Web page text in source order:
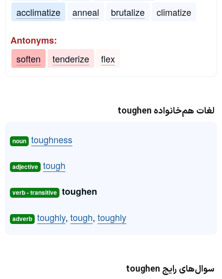
acclimatize
anneal brutalize climatize
Antonyms:
soften
tenderize flex
لغات هم‌خانواده toughen
noun toughness
adjective tough
verb - transitive toughen
adverb toughly, tough, toughly
سوال‌های رایج toughen